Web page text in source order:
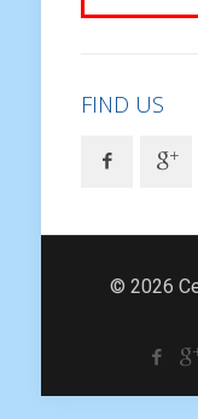
FIND US
© 2026